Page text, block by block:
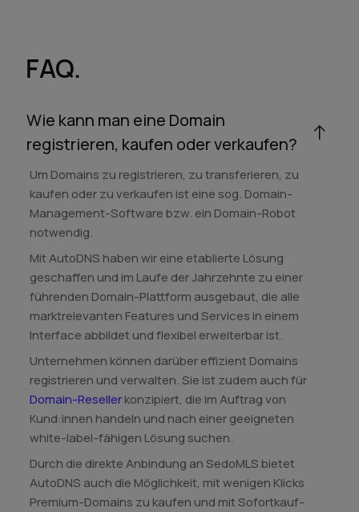
FAQ.
Wie kann man eine Domain
registrieren, kaufen oder verkaufen?
Um Domains zu registrieren, zu transferieren, zu
kaufen oder zu verkaufen ist eine sog. Domain-
Management-Software bzw. ein Domain-Robot
notwendig.
Mit AutoDNS haben wir eine etablierte Lösung
geschaffen und im Laufe der Jahrzehnte zu einer
führenden Domain-Plattform ausgebaut, die alle
marktrelevanten Features und Services in einem
Interface abbildet und flexibel erweiterbar ist.
Unternehmen können darüber effizient Domains
registrieren und verwalten. Sie ist zudem auch für
Domain-Resellerkonzipiert, die im Auftrag von
Kund:innen handeln und nach einer geeigneten
white-label-fähigen Lösung suchen.
Durch die direkte Anbindung an SedoMLS bietet
AutoDNS auch die Möglichkeit, mit wenigen Klicks
Premium-Domains zu kaufen und mit Sofortkauf-